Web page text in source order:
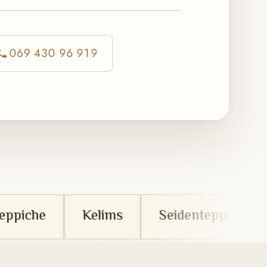
069 430 96 919
Seidenteppiche Wollteppiche